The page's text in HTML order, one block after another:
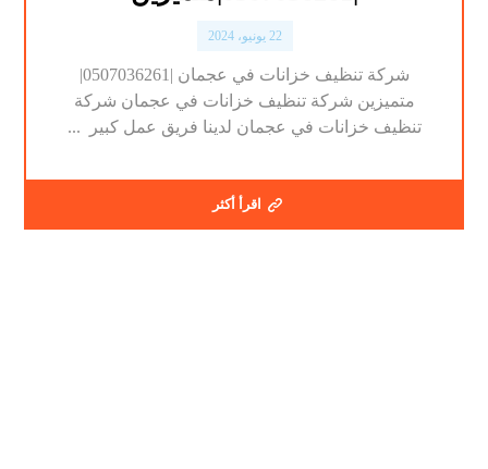
22 يونيو، 2024
شركة تنظيف خزانات في عجمان |0507036261|
متميزين شركة تنظيف خزانات في عجمان شركة
تنظيف خزانات في عجمان لدينا فريق عمل كبير ...
اقرأ أكثر